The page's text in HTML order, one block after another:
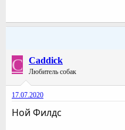
C Caddick
Любитель собак
17.07.2020
Ной Филдс